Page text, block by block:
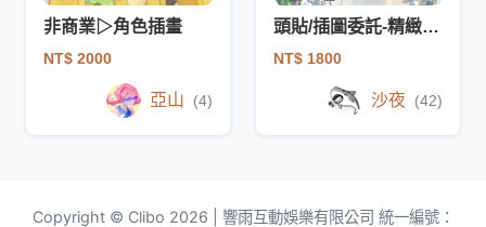
非商業▷角色插畫
NT$ 2000
亞山 (4)
頭貼/插圖委託-精緻上色
NT$ 1800
沙夜 (42)
Copyright © Clibo 2026 | 響雨互動娛樂有限公司 統一編號：